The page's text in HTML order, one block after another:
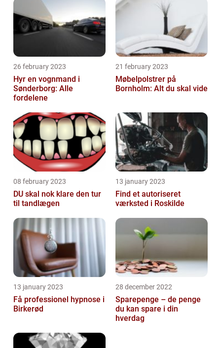
26 february 2023
Hyr en vognmand i
Sønderborg: Alle
fordelene
21 february 2023
Møbelpolstrer på
Bornholm: Alt du skal vide
08 february 2023
DU skal nok klare den tur
til tandlægen
13 january 2023
Find et autoriseret
værksted i Roskilde
13 january 2023
Få professionel hypnose i
Birkerød
28 december 2022
Sparepenge – de penge
du kan spare i din
hverdag